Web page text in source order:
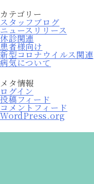
カテゴリー
スタッフブログ
ニュースリリース
休診関連
患者様向け
新型コロナウイルス関連
病気について
メタ情報
ログイン
投稿フィード
コメントフィード
WordPress.org